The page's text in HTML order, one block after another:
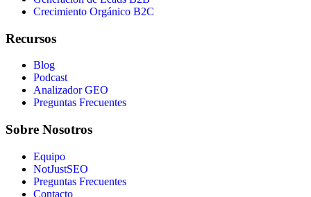
Crecimiento Orgánico B2C
Recursos
Blog
Podcast
Analizador GEO
Preguntas Frecuentes
Sobre Nosotros
Equipo
NotJustSEO
Preguntas Frecuentes
Contacto